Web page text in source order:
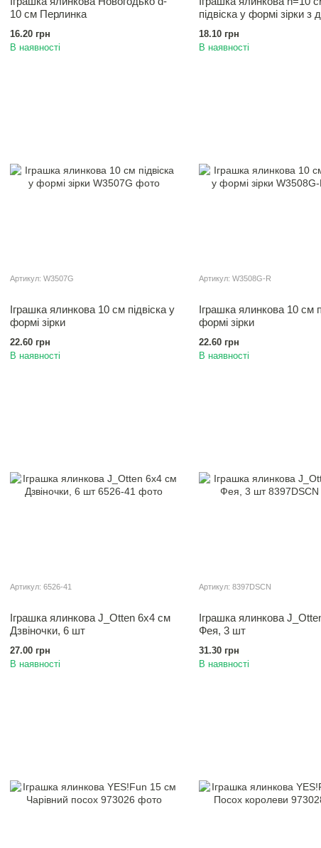
10 см Перлинка
16.20 грн
В наявності
пiдвiска у формi зiрки з
18.10 грн
В наявності
Артикул: W3507G
Іграшка ялинкова 10 см пiдвiска у
формi зiрки
22.60 грн
В наявності
Артикул: W3508G-R
Іграшка ялинкова 10 см
формi зiрки
22.60 грн
В наявності
Артикул: 6526-41
Іграшка ялинкова J_Otten 6х4 см
Дзвiночки, 6 шт
27.00 грн
В наявності
Артикул: 8397DSCN
Іграшка ялинкова
Фея, 3 шт
31.30 грн
В наявності